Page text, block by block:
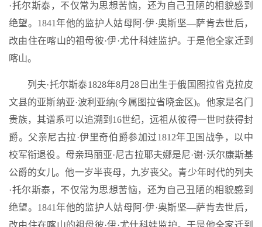
·托尔斯泰，不仅常为思想苦恼，还为自己丑陋的相貌感到
绝望。1841年他的监护人姑母阿·伊·奥斯坚—萨肯去世后，
改由住在喀山的祖母彼·伊·尤什科娃监护。于是他全家迁到
喀山。
列夫·托尔斯泰1828年8月28日出生于俄国图拉省克拉皮
文县的亚斯纳亚·波利亚纳(今属图拉省晓金区)。他家是名门
贵族，其谱系可以追溯到16世纪，远祖从彼得一世时获得封
爵。父亲尼古拉·伊里奇伯爵参加过1812年卫国战争，以中
校军衔退役。母亲玛丽亚·尼古拉耶夫娜是尼·谢·沃尔康斯基
公爵的女儿。他一岁半丧母，九岁丧父。青少年时代的列夫
·托尔斯泰，不仅常为思想苦恼，还为自己丑陋的相貌感到
绝望。1841年他的监护人姑母阿·伊·奥斯坚—萨肯去世后，
改由住在喀山的祖母彼·伊·尤什科娃监护。于是他全家迁到